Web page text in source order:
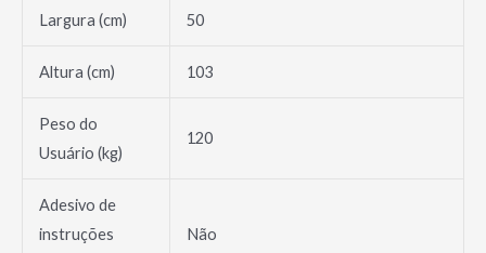
Largura (cm) 50
Altura (cm) 103
Peso do
Usuário (kg)
120
Adesivo de
instruções
Não